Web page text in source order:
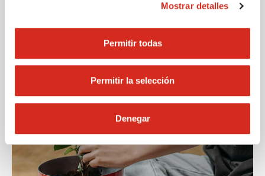
Mostrar detalles
Permitir todas
Permitir la selección
Denegar